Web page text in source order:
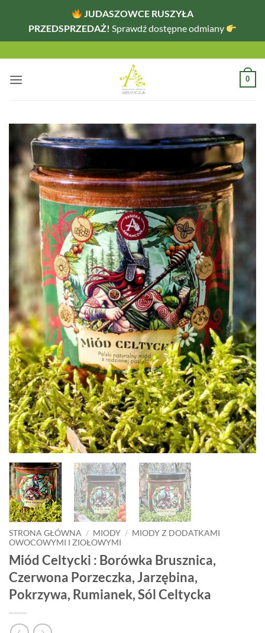
JUDASZOWCE RUSZYŁA
PRZEDSPRZEDAŻ! Sprawdź dostępne odmiany
zawartości
0
STRONA GŁÓWNA / MIODY / MIODY Z DODATKAMI
OWOCOWYMI I ZIOŁOWYMI
Miód Celtycki : Borówka Brusznica,
Czerwona Porzeczka, Jarzębina,
Pokrzywa, Rumianek, Sól Celtycka